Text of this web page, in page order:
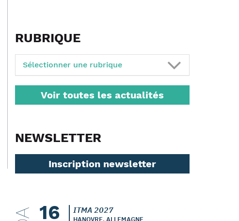
RUBRIQUE
Sélectionner une rubrique
Voir toutes les actualités
NEWSLETTER
Inscription newsletter
16 ITMA 2027
HANOVRE, ALLEMAGNE